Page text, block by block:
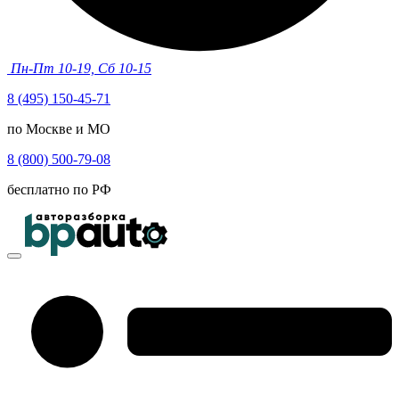
Пн-Пт 10-19, Сб 10-15
8 (495) 150-45-71
по Москве и МО
8 (800) 500-79-08
бесплатно по РФ